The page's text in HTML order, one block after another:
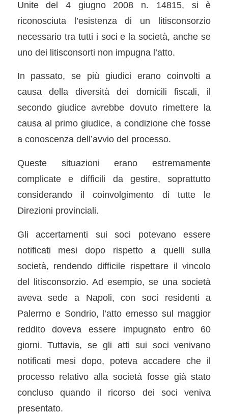
Unite del 4 giugno 2008 n. 14815, si è
riconosciuta l’esistenza di un litisconsorzio
necessario tra tutti i soci e la società, anche se
uno dei litisconsorti non impugna l’atto.
In passato, se più giudici erano coinvolti a
causa della diversità dei domicili fiscali, il
secondo giudice avrebbe dovuto rimettere la
causa al primo giudice, a condizione che fosse
a conoscenza dell’avvio del processo.
Queste situazioni erano estremamente
complicate e difficili da gestire, soprattutto
considerando il coinvolgimento di tutte le
Direzioni provinciali.
Gli accertamenti sui soci potevano essere
notificati mesi dopo rispetto a quelli sulla
società, rendendo difficile rispettare il vincolo
del litisconsorzio. Ad esempio, se una società
aveva sede a Napoli, con soci residenti a
Palermo e Sondrio, l’atto emesso sul maggior
reddito doveva essere impugnato entro 60
giorni. Tuttavia, se gli atti sui soci venivano
notificati mesi dopo, poteva accadere che il
processo relativo alla società fosse già stato
concluso quando il ricorso dei soci veniva
presentato.